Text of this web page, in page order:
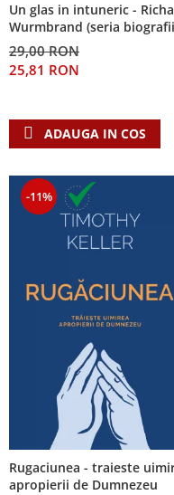
Un glas in intuneric -
Wurmbrand (seria
29,00 RON
25,81 RON
ADAUGA IN COS
-11%
Rugaciunea - traieste
apropierii de Dumnezeu